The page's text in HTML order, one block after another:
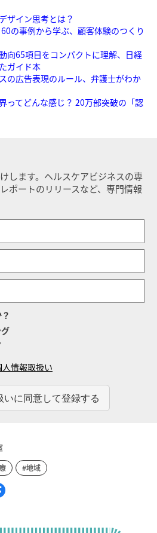
ザイン思考とは？
の事例から学ぶ、顧客体験のつくり
向65項目をコンパクトに理解、日経
ガイド本
の広告表現のルール、弁護士がわか
ってどんな感じ？ 20万部突破の「認
します。ヘルスケアビジネスの専
ポートのリリースなど、専門情報
人情報取扱い
#地域